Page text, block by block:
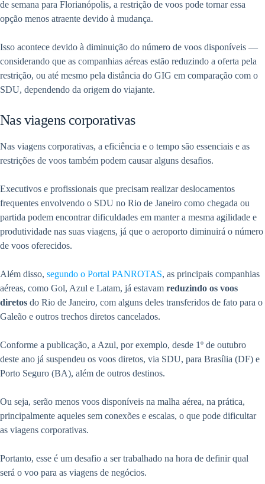
de semana para Florianópolis, a restrição de voos pode tornar essa
opção menos atraente devido à mudança.
Isso acontece devido à diminuição do número de voos disponíveis —
considerando que as companhias aéreas estão reduzindo a oferta pela
restrição, ou até mesmo pela distância do GIG em comparação com o
SDU, dependendo da origem do viajante.
Nas viagens corporativas
Nas viagens corporativas, a eficiência e o tempo são essenciais e as
restrições de voos também podem causar alguns desafios.
Executivos e profissionais que precisam realizar deslocamentos
frequentes envolvendo o SDU no Rio de Janeiro como chegada ou
partida podem encontrar dificuldades em manter a mesma agilidade e
produtividade nas suas viagens, já que o aeroporto diminuirá o número
de voos oferecidos.
Além disso, segundo o Portal PANROTAS, as principais companhias
aéreas, como Gol, Azul e Latam, já estavam reduzindo os voos
diretos do Rio de Janeiro, com alguns deles transferidos de fato para o
Galeão e outros trechos diretos cancelados.
Conforme a publicação, a Azul, por exemplo, desde 1º de outubro
deste ano já suspendeu os voos diretos, via SDU, para Brasília (DF) e
Porto Seguro (BA), além de outros destinos.
Ou seja, serão menos voos disponíveis na malha aérea, na prática,
principalmente aqueles sem conexões e escalas, o que pode dificultar
as viagens corporativas.
Portanto, esse é um desafio a ser trabalhado na hora de definir qual
será o voo para as viagens de negócios.